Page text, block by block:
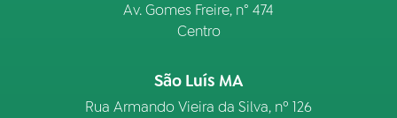
Av. Gomes Freire, n° 474
Centro
São Luís MA
Rua Armando Vieira da Silva, nº 126